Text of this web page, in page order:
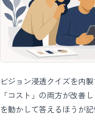
ビジョン浸透クイズを内
「コスト」の両方が改善
を動かして答えるほうが